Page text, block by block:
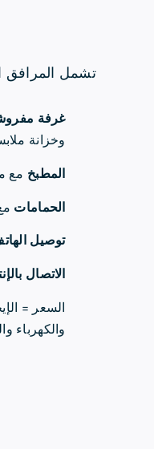
تشمل المرافق
غرفة
وخزانة
المطبخ مع
الحمامات
توصيل
الاتصال
السعر =
والكهرباء